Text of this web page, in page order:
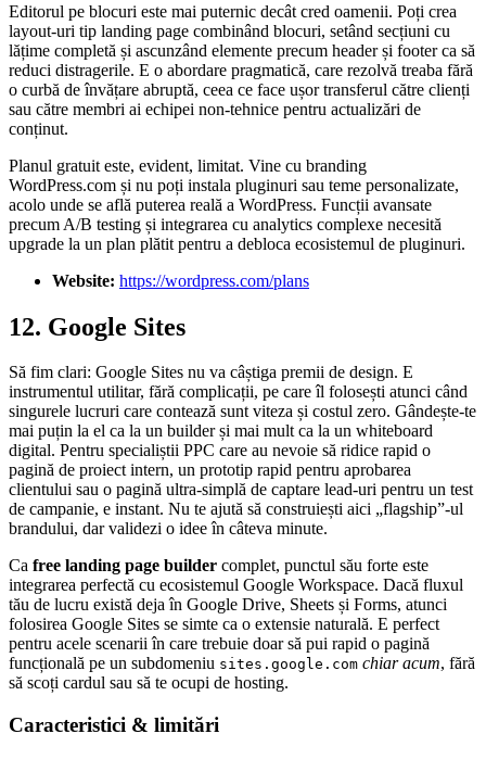
Editorul pe blocuri este mai puternic decât cred oamenii. Poți crea
layout-uri tip landing page combinând blocuri, setând secțiuni cu
lățime completă și ascunzând elemente precum header și footer ca să
reduci distragerile. E o abordare pragmatică, care rezolvă treaba fără
o curbă de învățare abruptă, ceea ce face ușor transferul către clienți
sau către membri ai echipei non-tehnice pentru actualizări de
conținut.
Planul gratuit este, evident, limitat. Vine cu branding
WordPress.com și nu poți instala pluginuri sau teme personalizate,
acolo unde se află puterea reală a WordPress. Funcții avansate
precum A/B testing și integrarea cu analytics complexe necesită
upgrade la un plan plătit pentru a debloca ecosistemul de pluginuri.
Website: https://wordpress.com/plans
12. Google Sites
Să fim clari: Google Sites nu va câștiga premii de design. E
instrumentul utilitar, fără complicații, pe care îl folosești atunci când
singurele lucruri care contează sunt viteza și costul zero. Gândește-te
mai puțin la el ca la un builder și mai mult ca la un whiteboard
digital. Pentru specialiștii PPC care au nevoie să ridice rapid o
pagină de proiect intern, un prototip rapid pentru aprobarea
clientului sau o pagină ultra-simplă de captare lead-uri pentru un test
de campanie, e instant. Nu te ajută să construiești aici „flagship”-ul
brandului, dar validezi o idee în câteva minute.
Ca free landing page builder complet, punctul său forte este
integrarea perfectă cu ecosistemul Google Workspace. Dacă fluxul
tău de lucru există deja în Google Drive, Sheets și Forms, atunci
folosirea Google Sites se simte ca o extensie naturală. E perfect
pentru acele scenarii în care trebuie doar să pui rapid o pagină
funcțională pe un subdomeniu sites.google.com chiar acum, fără
să scoți cardul sau să te ocupi de hosting.
Caracteristici & limitări